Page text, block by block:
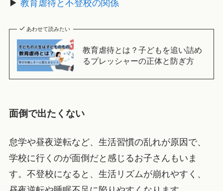
▶ 教育虐待と不登校の関係
あわせて読みたい
教育虐待とは？子どもを追い詰め
るプレッシャーの正体と防ぎ方
面倒で出たくない
怠学や昼夜逆転など、生活習慣の乱れが原因で、
学校に行くのが面倒だと感じるお子さんもいま
す。不登校になると、生活リズムが崩れやすく、